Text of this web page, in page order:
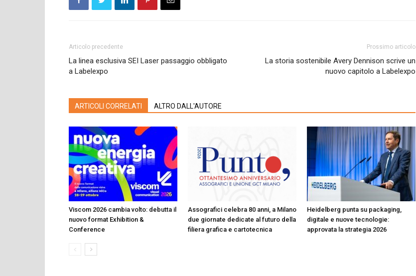
Articolo precedente
La linea esclusiva SEI Laser passaggio obbligato
a Labelexpo
Prossimo articolo
La storia sostenibile Avery Dennison scrive un
nuovo capitolo a Labelexpo
ARTICOLI CORRELATI ALTRO DALL'AUTORE
Viscom 2026 cambia volto: debutta il
nuovo format Exhibition &
Conference
Assografici celebra 80 anni, a Milano
due giornate dedicate al futuro della
filiera grafica e cartotecnica
Heidelberg punta su packaging,
digitale e nuove tecnologie:
approvata la strategia 2026